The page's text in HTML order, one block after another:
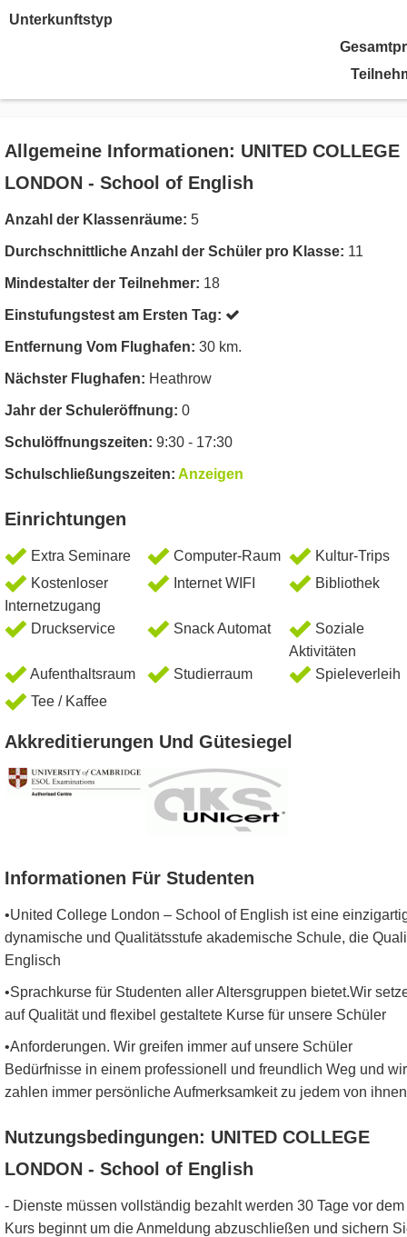
Unterkunftstyp
Allgemeine Informationen: UNITED COLLEGE
LONDON - School of English
Anzahl der Klassenräume: 5
Durchschnittliche Anzahl der Schüler pro Klasse: 11
Mindestalter der Teilnehmer: 18
Einstufungstest am Ersten Tag:
Entfernung Vom Flughafen: 30 km.
Nächster Flughafen: Heathrow
Jahr der Schuleröffnung: 0
Schulöffnungszeiten: 9:30 - 17:30
Schulschließungszeiten: Anzeigen
Einrichtungen
Extra Seminare Computer-Raum
Kultur-Trips
Kostenloser
Internetzugang
Internet WIFI Bibliothek
Druckservice Snack Automat
Soziale
Aktivitäten
Aufenthaltsraum
Studierraum
Spieleverleih
Tee / Kaffee
Akkreditierungen Und Gütesiegel
Informationen Für Studenten
•United College London – School of English ist eine
dynamische und Qualitätsstufe akademische Schule, die
Englisch
•Sprachkurse für Studenten aller Altersgruppen bietet.Wir
auf Qualität und flexibel gestaltete Kurse für unsere Schüler
•Anforderungen. Wir greifen immer auf unsere Schüler
Bedürfnisse in einem professionell und freundlich Weg und wir
zahlen immer persönliche Aufmerksamkeit zu jedem von
Nutzungsbedingungen: UNITED COLLEGE
LONDON - School of English
- Dienste müssen vollständig bezahlt werden 30 Tage vor dem
Kurs beginnt um die Anmeldung abzuschließen und sichern